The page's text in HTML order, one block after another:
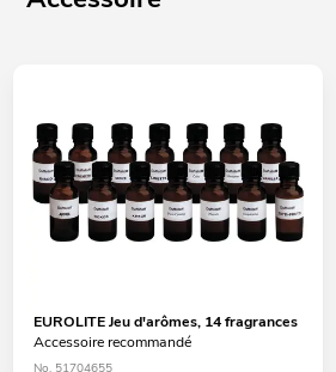
EUROLITE Jeu d'arômes, 14 fragrances
Accessoire recommandé
No. 51704655